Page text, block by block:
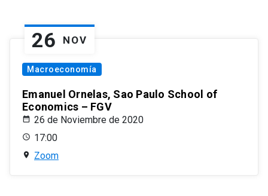
26 NOV
Macroeconomía
Emanuel Ornelas, Sao Paulo School of
Economics – FGV
26 de Noviembre de 2020
17:00
Zoom